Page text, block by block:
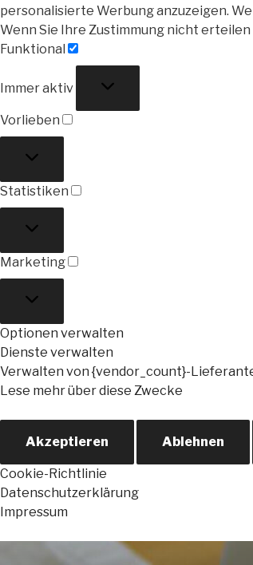
personalisierte Werbung anzuzeigen.
Wenn Sie Ihre Zustimmung nicht
Funktional
Immer aktiv
Vorlieben
Statistiken
Marketing
Optionen verwalten
Dienste verwalten
Verwalten von {vendor_count}-
Lese mehr über diese Zwecke
Akzeptieren Ablehnen
Cookie-Richtlinie
Datenschutzerklärung
Impressum